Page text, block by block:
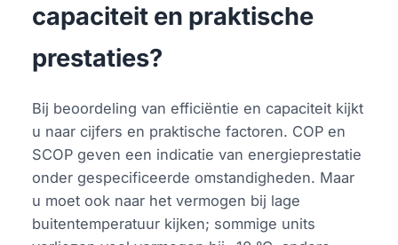
capaciteit en praktische
prestaties?
Bij beoordeling van efficiëntie en capaciteit kijkt
u naar cijfers en praktische factoren. COP en
SCOP geven een indicatie van energieprestatie
onder gespecificeerde omstandigheden. Maar
u moet ook naar het vermogen bij lage
buitentemperatuur kijken; sommige units